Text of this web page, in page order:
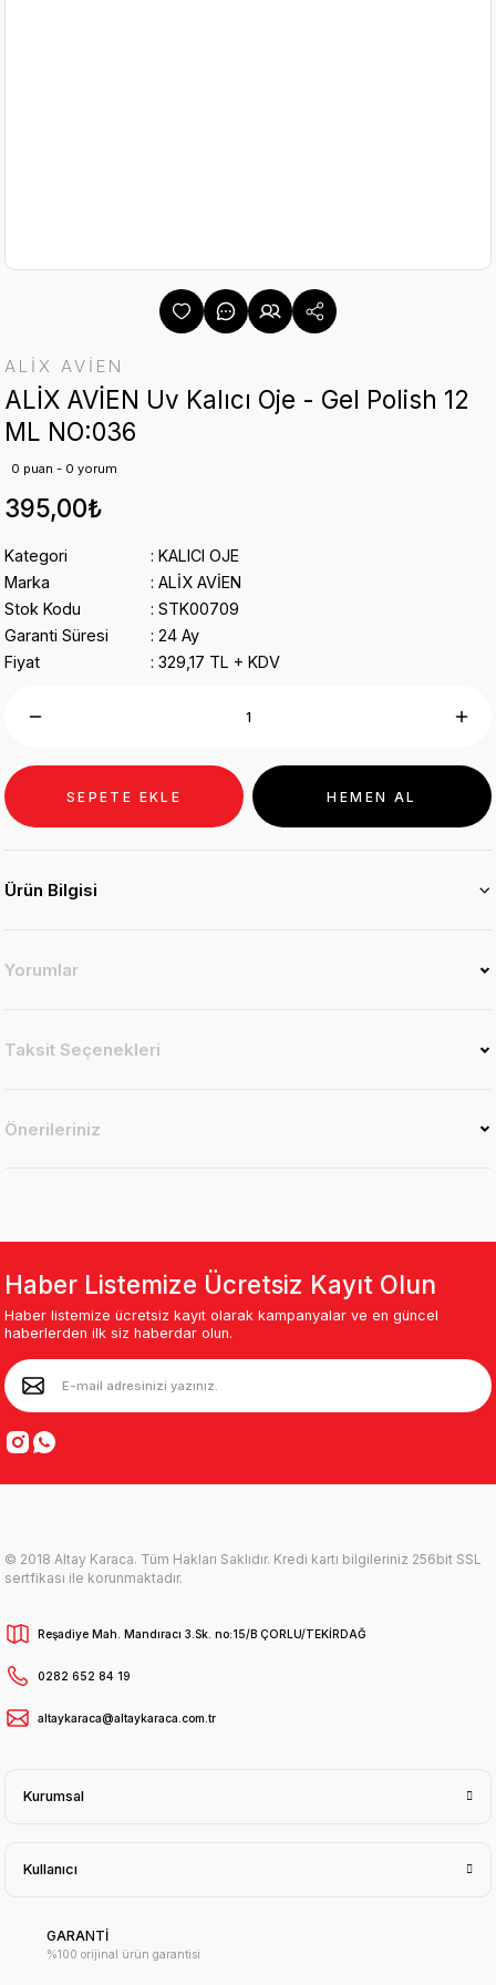
ALİX AVİEN
ALİX AVİEN Uv Kalıcı Oje - Gel Polish 12
ML NO:036
0 puan - 0 yorum
395,00₺
Kategori
KALICI OJE
Marka
ALİX AVİEN
Stok Kodu
STK00709
Garanti Süresi
24 Ay
Fiyat
329,17 TL + KDV
SEPETE EKLE HEMEN AL
Ürün Bilgisi
Yorumlar
Taksit Seçenekleri
Önerileriniz
Haber Listemize Ücretsiz Kayıt Olun
Haber listemize ücretsiz kayıt olarak kampanyalar ve en güncel
haberlerden ilk siz haberdar olun.
© 2018 Altay Karaca. Tüm Hakları Saklıdır. Kredi kartı bilgileriniz 256bit SSL
sertfikası ile korunmaktadır.
Reşadiye Mah. Mandıracı 3.Sk. no:15/B ÇORLU/TEKİRDAĞ
0282 652 84 19
altaykaraca@altaykaraca.com.tr
Kurumsal
Kullanıcı
GARANTİ
%100 orijinal ürün garantisi